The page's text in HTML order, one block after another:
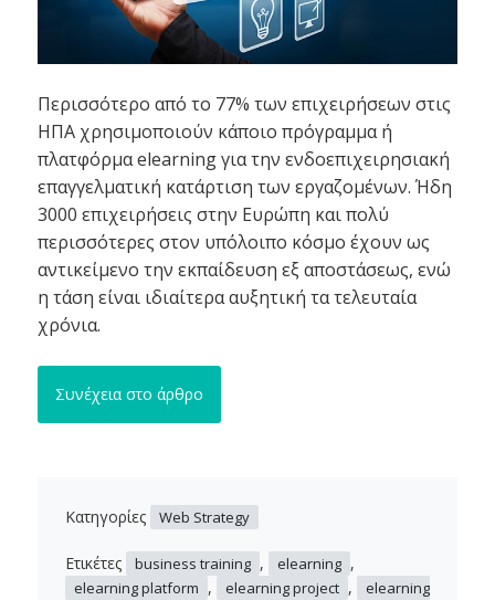
Περισσότερο από το 77% των επιχειρήσεων στις
ΗΠΑ χρησιμοποιούν κάποιο πρόγραμμα ή
πλατφόρμα elearning για την ενδοεπιχειρησιακή
επαγγελματική κατάρτιση των εργαζομένων. Ήδη
3000 επιχειρήσεις στην Ευρώπη και πολύ
περισσότερες στον υπόλοιπο κόσμο έχουν ως
αντικείμενο την εκπαίδευση εξ αποστάσεως, ενώ
η τάση είναι ιδιαίτερα αυξητική τα τελευταία
χρόνια.
Συνέχεια στο άρθρο
Κατηγορίες Web Strategy
Ετικέτες business training , elearning ,
elearning platform , elearning project ,
elearning